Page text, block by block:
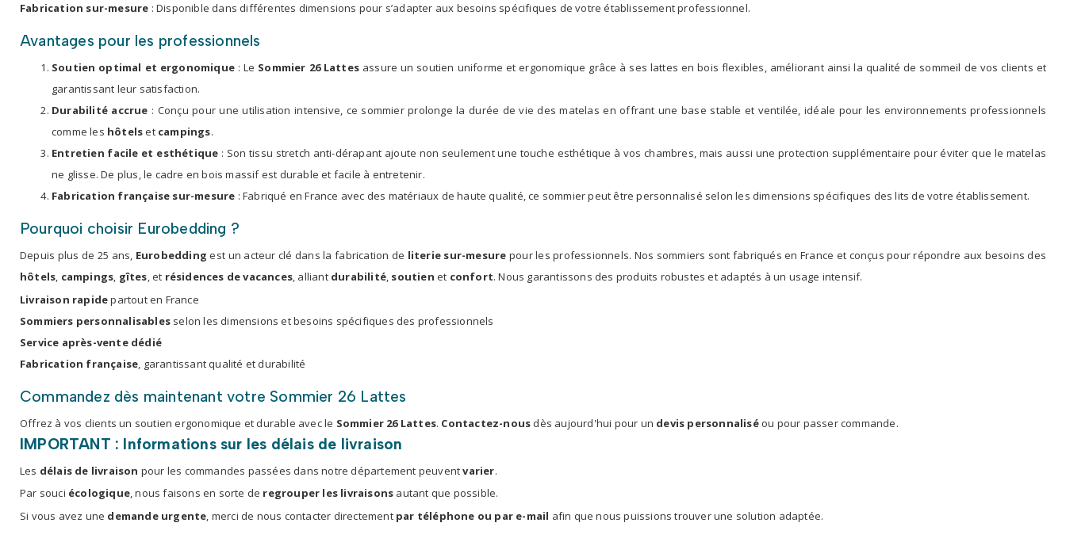
Fabrication sur-mesure : Disponible dans différentes dimensions pour s’adapter aux besoins spécifiques de votre établissement professionnel.
Avantages pour les professionnels
Soutien optimal et ergonomique : Le Sommier 26 Lattes assure un soutien uniforme et ergonomique grâce à ses lattes en bois flexibles, améliorant ainsi la qualité de sommeil de vos clients et
garantissant leur satisfaction.
Durabilité accrue : Conçu pour une utilisation intensive, ce sommier prolonge la durée de vie des matelas en offrant une base stable et ventilée, idéale pour les environnements professionnels
comme les hôtelset campings.
Entretien facile et esthétique : Son tissu stretch anti-dérapant ajoute non seulement une touche esthétique à vos chambres, mais aussi une protection supplémentaire pour éviter que le matelas
ne glisse. De plus, le cadre en bois massif est durable et facile à entretenir.
Fabrication française sur-mesure : Fabriqué en France avec des matériaux de haute qualité, ce sommier peut être personnalisé selon les dimensions spécifiques des lits de votre établissement.
Pourquoi choisir Eurobedding ?
Depuis plus de 25 ans, Eurobedding est un acteur clé dans la fabrication de literie sur-mesure pour les professionnels. Nos sommiers sont fabriqués en France et conçus pour répondre aux besoins des
hôtels, campings, gîtes, et résidences de vacances, alliant durabilité, soutien et confort. Nous garantissons des produits robustes et adaptés à un usage intensif.
Livraison rapidepartout en France
Sommiers personnalisables selon les dimensions et besoins spécifiques des professionnels
Service après-vente dédié
Fabrication française, garantissant qualité et durabilité
Commandez dès maintenant votre Sommier 26 Lattes
Offrez à vos clients un soutien ergonomique et durable avec le Sommier 26 Lattes. Contactez-nous dès aujourd'hui pour un devis personnaliséou pour passer commande.
IMPORTANT : Informations sur les délais de livraison
Les délais de livraison pour les commandes passées dans notre département peuventvarier.
Par souci écologique, nous faisons en sorte de regrouper les livraisons autant que possible.
Si vous avez une demande urgente, merci de nous contacter directement par téléphone ou par e-mail afin que nous puissions trouver une solution adaptée.